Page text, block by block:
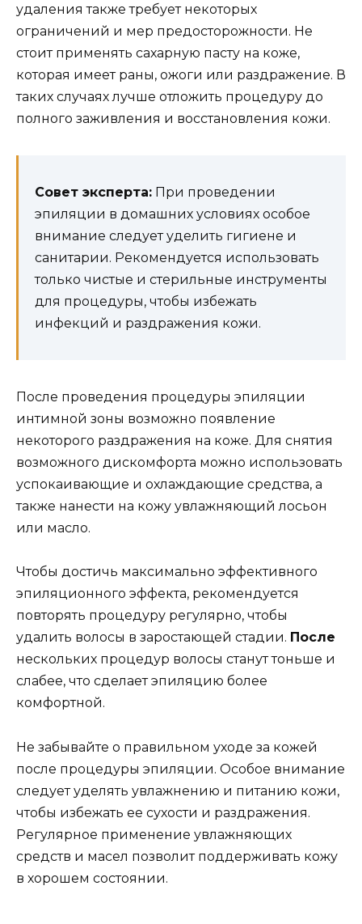
удаления также требует некоторых
ограничений и мер предосторожности. Не
стоит применять сахарную пасту на коже,
которая имеет раны, ожоги или раздражение. В
таких случаях лучше отложить процедуру до
полного заживления и восстановления кожи.
Совет эксперта: При проведении
эпиляции в домашних условиях особое
внимание следует уделить гигиене и
санитарии. Рекомендуется использовать
только чистые и стерильные инструменты
для процедуры, чтобы избежать
инфекций и раздражения кожи.
После проведения процедуры эпиляции
интимной зоны возможно появление
некоторого раздражения на коже. Для снятия
возможного дискомфорта можно использовать
успокаивающие и охлаждающие средства, а
также нанести на кожу увлажняющий лосьон
или масло.
Чтобы достичь максимально эффективного
эпиляционного эффекта, рекомендуется
повторять процедуру регулярно, чтобы
удалить волосы в заростающей стадии. После
нескольких процедур волосы станут тоньше и
слабее, что сделает эпиляцию более
комфортной.
Не забывайте о правильном уходе за кожей
после процедуры эпиляции. Особое внимание
следует уделять увлажнению и питанию кожи,
чтобы избежать ее сухости и раздражения.
Регулярное применение увлажняющих
средств и масел позволит поддерживать кожу
в хорошем состоянии.